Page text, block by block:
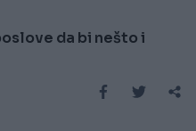
da bi nešto i